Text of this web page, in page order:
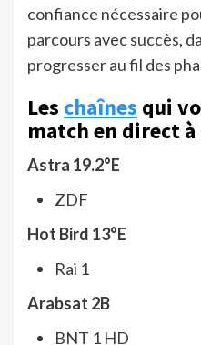
confiance nécessaire
parcours avec succès,
progresser au fil des
Les chaînes qui
match en direct
Astra 19.2°E
ZDF
Hot Bird 13°E
Rai 1
Arabsat 2B
BNT 1 HD